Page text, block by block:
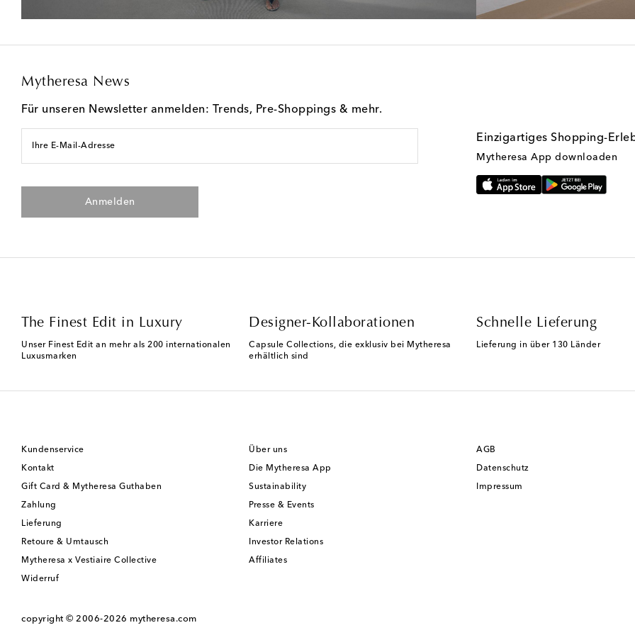
Mytheresa News
Für unseren Newsletter anmelden: Trends, Pre-Shoppings & mehr.
Ihre E-Mail-Adresse
Anmelden
Einzigartiges Shopping-
Mytheresa App downloaden
The Finest Edit in Luxury
Unser Finest Edit an mehr als 200 internationalen
Luxusmarken
Designer-Kollaborationen
Capsule Collections, die exklusiv bei Mytheresa
erhältlich sind
Schnelle Lieferung
Lieferung in über 130 Länder
Kundenservice
Kontakt
Gift Card & Mytheresa Guthaben
Zahlung
Lieferung
Retoure & Umtausch
Mytheresa x Vestiaire Collective
Widerruf
Über uns
Die Mytheresa App
Sustainability
Presse & Events
Karriere
Investor Relations
Affiliates
AGB
Datenschutz
Impressum
copyright © 2006-2026 mytheresa.com